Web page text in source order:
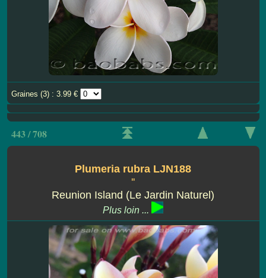
Graines (3) : 3.99 €
443 / 708
Plumeria rubra LJN188
''
Reunion Island (Le Jardin Naturel)
Plus loin ...